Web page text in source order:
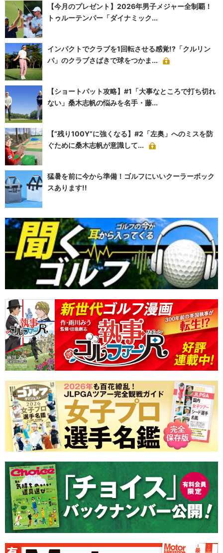
【今月のプレゼント】2026年男子メジャー全制覇！
トゥルーテンパー「ダイナミック...
インパクトでクラブを1回転させる感覚!?「クルリン
パ」のクラブさばきで球をつかま...
【ショートパット攻略】#1「大事なところで打ち切れ
ない」桑木志帆の悩みを名手・藤...
【“残り100Y”に強くなる】#2「左奥」へのミスを防
ぐために桑木志帆が意識して...
猛暑を前に今から準備！ゴルフにいいクーラーボック
スあります!!